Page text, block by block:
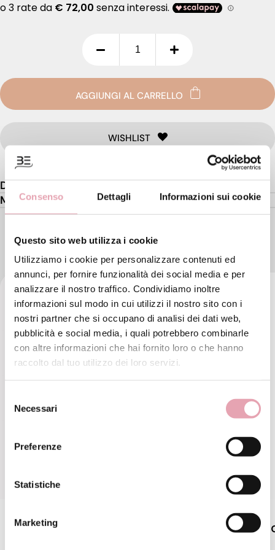
Consenso Dettagli Informazioni sui cookie
Questo sito web utilizza i cookie
Utilizziamo i cookie per personalizzare contenuti ed
annunci, per fornire funzionalità dei social media e per
analizzare il nostro traffico. Condividiamo inoltre
informazioni sul modo in cui utilizzi il nostro sito con i
nostri partner che si occupano di analisi dei dati web,
pubblicità e social media, i quali potrebbero combinarle
con altre informazioni che hai fornito loro o che hanno
raccolto dal tuo utilizzo dei loro servizi.
delNecessari
Preferenze
Statistiche
Marketing
AGGIUNGI AL CARRELLO
WISHLIST
Descrizione
Modo d'uso
PRODOTTI DEL KIT
Scrub corpo bamboo+enzimi